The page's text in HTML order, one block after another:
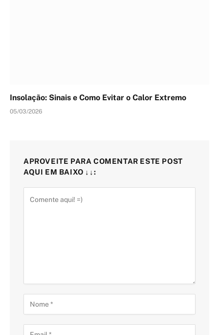
Insolação: Sinais e Como Evitar o Calor Extremo
05/03/2026
APROVEITE PARA COMENTAR ESTE POST
AQUI EM BAIXO ↓↓: